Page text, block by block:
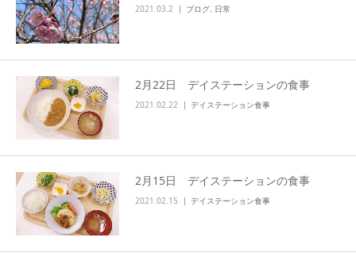
2021.03.2 ブログ, 日常
2月22日 デイステーションの食事
2021.02.22 デイステーション食事
2月15日 デイステーションの食事
2021.02.15 デイステーション食事